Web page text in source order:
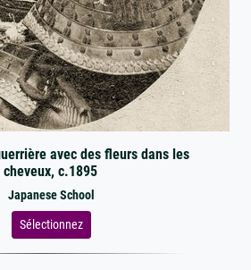
avec des fleurs dans les
cheveux, c.1895
Japanese School
Sélectionnez